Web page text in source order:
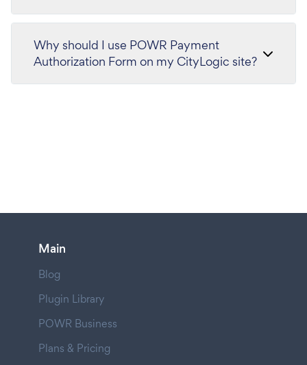
Why should I use POWR Payment
Authorization Form on my CityLogic site?
Main
Blog
Plugin Library
POWR Business
Plans & Pricing